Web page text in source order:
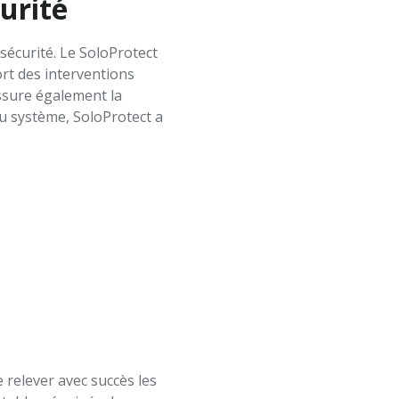
Le SoloProtect
des interventions
également la
système, SoloProtect a
avec succès les